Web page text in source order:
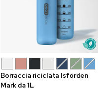
Borraccia riciclata Isforden
Mark da 1L